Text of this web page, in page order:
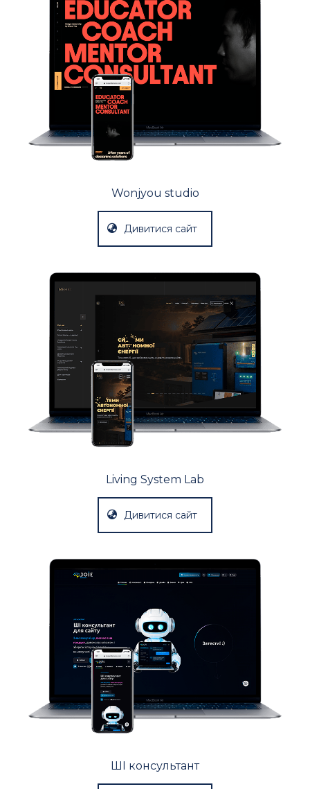
Wonjyou studio
Дивитися сайт
Living System Lab
Дивитися сайт
ШІ консультант